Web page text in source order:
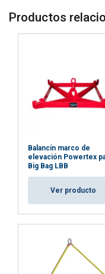
Productos
Balancín marco de
elevación Powertex
Big Bag LBB
Ver producto
Ese sitio
Utilizamos
contenido, los
tráfico.
sobre su uso de
combinarla con
proporcionado